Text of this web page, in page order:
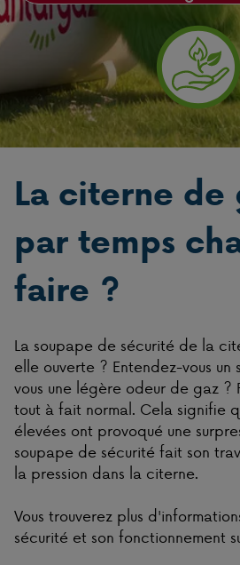
La citerne de
par temps
faire ?
La soupape de sécurité de la
elle ouverte ? Entendez-vous
vous une légère odeur de gaz ?
tout à fait normal. Cela signifie
élevées ont provoqué une
soupape de sécurité fait son
la pression dans la citerne.
Vous trouverez plus
sécurité et son fonctionnement